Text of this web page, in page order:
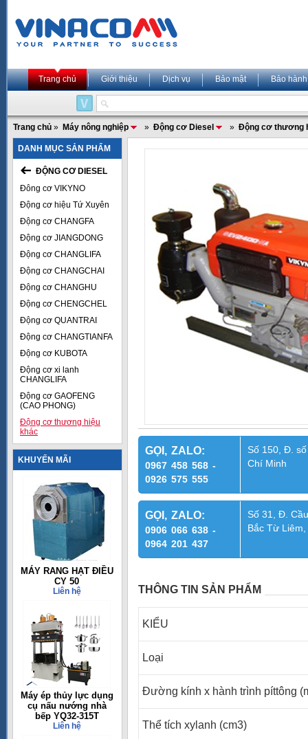
Trang chủ Giới thiệu Dịch vụ Bảo mật Bảo hành
Trang chủ » Máy nông nghiệp » Động cơ Diesel » Động cơ thương
DANH MỤC SẢN PHẨM
ĐỘNG CƠ DIESEL
Đông cơ VIKYNO
Động cơ hiệu Tứ Xuyên
Động cơ CHANGFA
Động cơ JIANGDONG
Động cơ CHANGLIFA
Động cơ CHANGCHAI
Động cơ CHANGHU
Động cơ CHENGCHEL
Động cơ QUANTRAI
Động cơ CHANGTIANFA
Động cơ KUBOTA
Động cơ xi lanh
CHANGLIFA
Động cơ GAOFENG
(CAO PHONG)
Động cơ thương hiệu
khác
KHUYẾN MÃI
MÁY RANG HẠT ĐIỀU
CY 50
Liên hệ
Máy ép thủy lực dụng
cụ nấu nướng nhà
bếp YQ32-315T
Liên hệ
GỌI, ZALO:
0967 458 568 -
0926 575 555
Số 150, Đ.
Chí Minh
GỌI, ZALO:
0906 066 638 -
0964 201 437
Số 31, Đ.
Bắc Từ
THÔNG TIN SẢN PHẨM
KIỂU
Loại
Đường kính x hành trình píttông
Thể tích xylanh (cm3)